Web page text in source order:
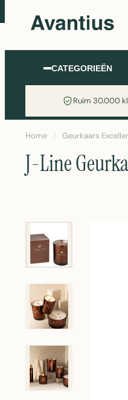
CATEGORIEËN
Ruim 30.000
Home / Geurkaars
J-Line